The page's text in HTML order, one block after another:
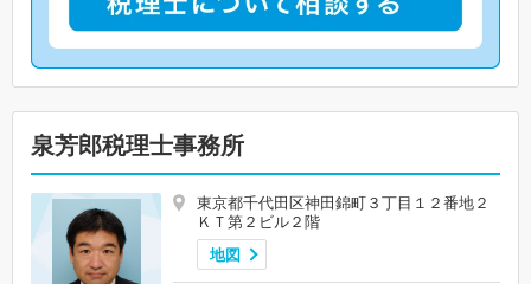
泉芳郎税理士事務所
東京都千代田区神田錦町３丁目１２番地２
ＫＴ第２ビル２階
地図